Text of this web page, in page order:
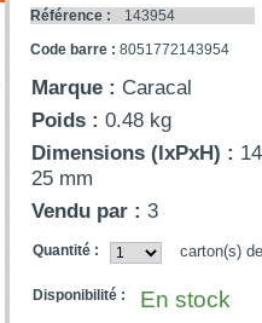
Référence :
143954
Code barre : 8051772143954
Marque : Caracal
Poids :0.48 kg
Dimensions (lxPxH) :
25 mm
Vendu par :3
Quantité : carton(s)
Disponibilité : En stock